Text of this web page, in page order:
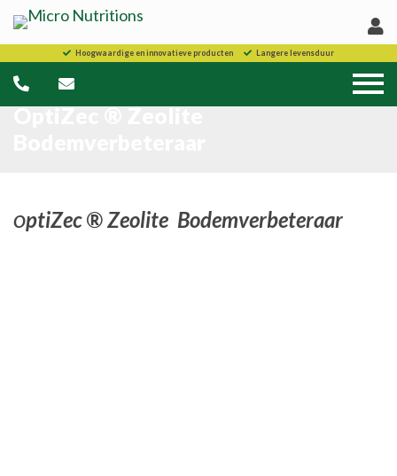
Hoogwaardige en innovatieve producten Langere levensduur
OptiZec ® Zeolite
OptiZec ® Zeolite Bodemverbeteraar